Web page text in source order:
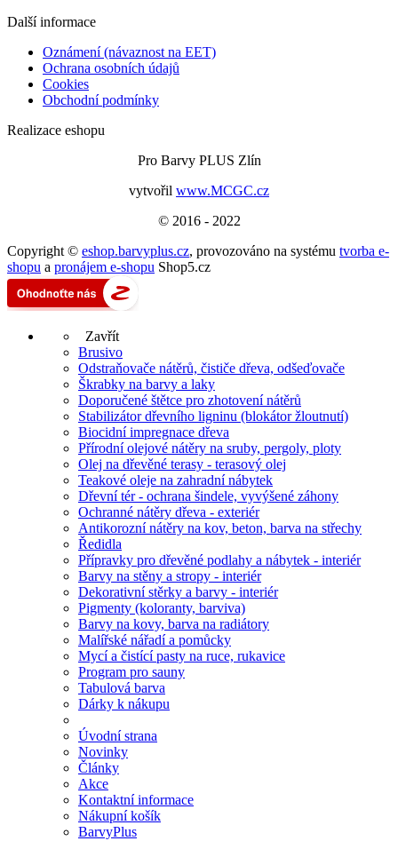
Další informace
Oznámení (návaznost na EET)
Ochrana osobních údajů
Cookies
Obchodní podmínky
Realizace eshopu
Pro Barvy PLUS Zlín
vytvořil www.MCGC.cz
© 2016 - 2022
Copyright © eshop.barvyplus.cz, provozováno na systému tvorba e-
shopu a pronájem e-shopu Shop5.cz
Zavřít
Brusivo
Odstraňovače nátěrů, čističe dřeva, odšeďovače
Škrabky na barvy a laky
Doporučené štětce pro zhotovení nátěrů
Stabilizátor dřevního ligninu (blokátor žloutnutí)
Biocidní impregnace dřeva
Přírodní olejové nátěry na sruby, pergoly, ploty
Olej na dřevěné terasy - terasový olej
Teakové oleje na zahradní nábytek
Dřevní tér - ochrana šindele, vyvýšené záhony
Ochranné nátěry dřeva - exteriér
Antikorozní nátěry na kov, beton, barva na střechy
Ředidla
Přípravky pro dřevěné podlahy a nábytek - interiér
Barvy na stěny a stropy - interiér
Dekorativní stěrky a barvy - interiér
Pigmenty (koloranty, barviva)
Barvy na kovy, barva na radiátory
Malířské nářadí a pomůcky
Mycí a čistící pasty na ruce, rukavice
Program pro sauny
Tabulová barva
Dárky k nákupu
Úvodní strana
Novinky
Články
Akce
Kontaktní informace
Nákupní košík
BarvyPlus